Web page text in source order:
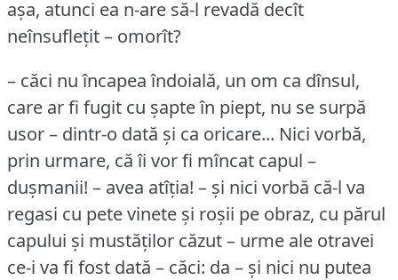
așa, atunci ea n-are să-l revadă decît
neînsuflețit – omorît?
– căci nu încapea îndoială, un om ca dînsul,
care ar fi fugit cu șapte în piept, nu se surpă
usor – dintr-o dată și ca oricare... Nici vorbă,
prin urmare, că îi vor fi mîncat capul –
dușmanii! – avea atîția! – și nici vorbă că-l va
regasi cu pete vinete și roșii pe obraz, cu părul
capului și mustăților căzut – urme ale otravei
ce-i va fi fost dată – căci: da – și nici nu putea